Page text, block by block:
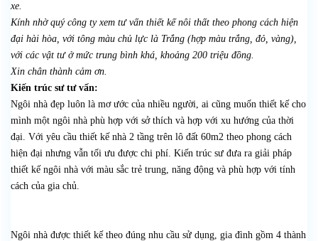
xe.
Kính nhờ quý công ty xem tư vấn thiết kế nôi thất theo phong cách hiện
đại hài hòa, với tông màu chủ lực là Trắng (hợp màu trắng, đỏ, vàng),
với các vật tư ở mức trung bình khá, khoảng 200 triệu đồng.
Xin chân thành cảm ơn.
Kiến trúc sư tư vấn:
Ngôi nhà đẹp luôn là mơ ước của nhiều người, ai cũng muốn thiết kế cho
mình một ngôi nhà phù hợp với sở thích và hợp với xu hướng của thời
đại. Với yêu cầu thiết kế nhà 2 tầng trên lô đất 60m2 theo phong cách
hiện đại nhưng vẫn tối ưu được chi phí. Kiến trúc sư đưa ra giải pháp
thiết kế ngôi nhà với màu sắc trẻ trung, năng động và phù hợp với tính
cách của gia chủ.
Ngôi nhà được thiết kế theo đúng nhu cầu sử dụng, gia đình gồm 4 thành